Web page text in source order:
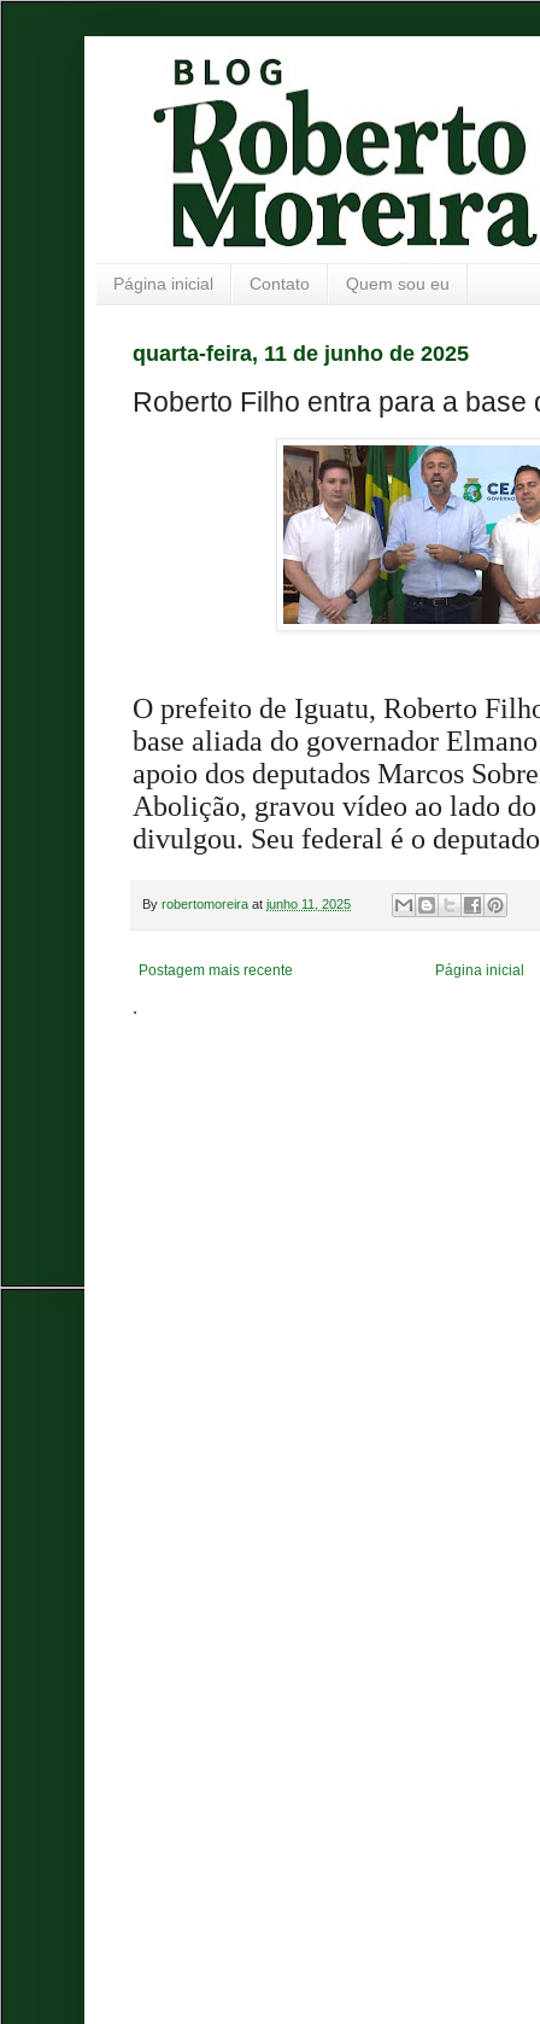
Página inicial Contato Quem sou eu
quarta-feira, 11 de junho de 2025
Roberto Filho entra para a base
O prefeito de Iguatu, Roberto
base aliada do governador
apoio dos deputados Marcos
Abolição, gravou vídeo ao lado
divulgou. Seu federal é o
By robertomoreira at junho 11, 2025
Postagem mais recente Página inicial
.